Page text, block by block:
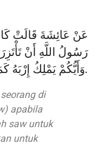
عَنْ عَائِشَةَ قَالَتْ
رَسُولُ اللَّهِ أَنْ
وَأَيُّكُمْ يَمْلِكُ إِرْبَهُ كَمَا كَانَ رَسُولُ اللَّهِ يَمْلِكُ إِرْبَهُ.
seorang di
apabila
saw untuk
untuk